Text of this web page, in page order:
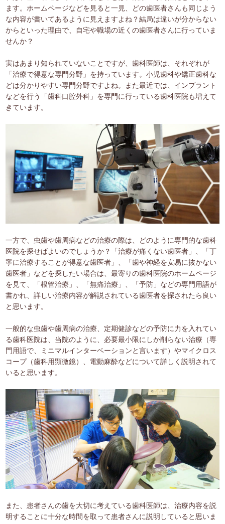
ます。ホームページなどを見ると一見、どの歯医者さんも同じよう
な内容が書いてあるように見えますよね？結局は違いが分からない
からといった理由で、自宅や職場の近くの歯医者さんに行っていま
せんか？
実はあまり知られていないことですが、歯科医師は、それぞれが
「治療で得意な専門分野」を持っています。小児歯科や矯正歯科な
どは分かりやすい専門分野ですよね。また最近では、インプラント
などを行う「歯科口腔外科」を専門に行っている歯科医院も増えて
きています。
一方で、虫歯や歯周病などの治療の際は、どのように専門的な歯科
医院を探せばよいのでしょうか？「治療が痛くない歯医者」、「丁
寧に治療することが得意な歯医者」、「歯や神経を安易に抜かない
歯医者」などを探したい場合は、最寄りの歯科医院のホームページ
を見て、「根管治療」、「無痛治療」、「予防」などの専門用語が
書かれ、詳しい治療内容が解説されている歯医者を探されたら良い
と思います。
一般的な虫歯や歯周病の治療、定期健診などの予防に力を入れてい
る歯科医院は、当院のように、必要最小限にしか削らない治療（専
門用語で、ミニマルインターベーションと言います）やマイクロス
コープ（歯科用顕微鏡）、電動麻酔などについて詳しく説明されて
いると思います。
また、患者さんの歯を大切に考えている歯科医師は、治療内容を説
明することに十分な時間を取って患者さんに説明していると思いま